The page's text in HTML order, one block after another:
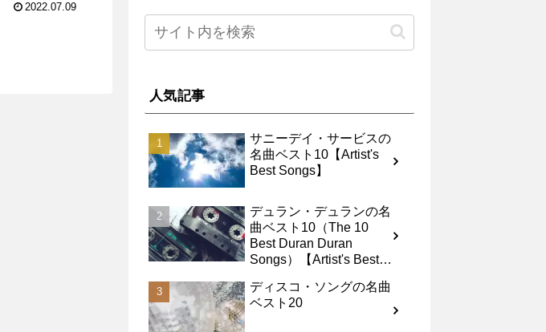
2022.07.09
人気記事
サニーデイ・サービスの
名曲ベスト10【Artist's
Best Songs】
デュラン・デュランの名
曲ベスト10（The 10
Best Duran Duran
Songs）【Artist's Best
ディスコ・ソングの名曲
ベスト20